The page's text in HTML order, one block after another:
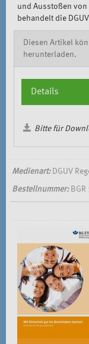
und Ausstoßen von
behandelt die
Diesen Artikel
herunterladen.
Details
Bitte für
Medienart:DGUV
Bestellnummer:BGR